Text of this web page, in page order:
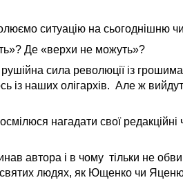
ситуацію на сьогоднішню
Де «верхи не можуть»?
сила революції із
із наших олігархів. Але ж
нагадати свої редакційні
автора і в чому тільки не
людях, як Ющенко чи